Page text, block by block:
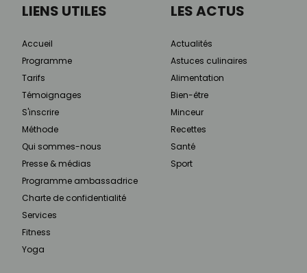
LIENS UTILES
Accueil
Programme
Tarifs
Témoignages
S'inscrire
Méthode
Qui sommes-nous
Presse & médias
Programme ambassadrice
Charte de confidentialité
Services
Fitness
Yoga
LES ACTUS
Actualités
Astuces culinaires
Alimentation
Bien-être
Minceur
Recettes
Santé
Sport